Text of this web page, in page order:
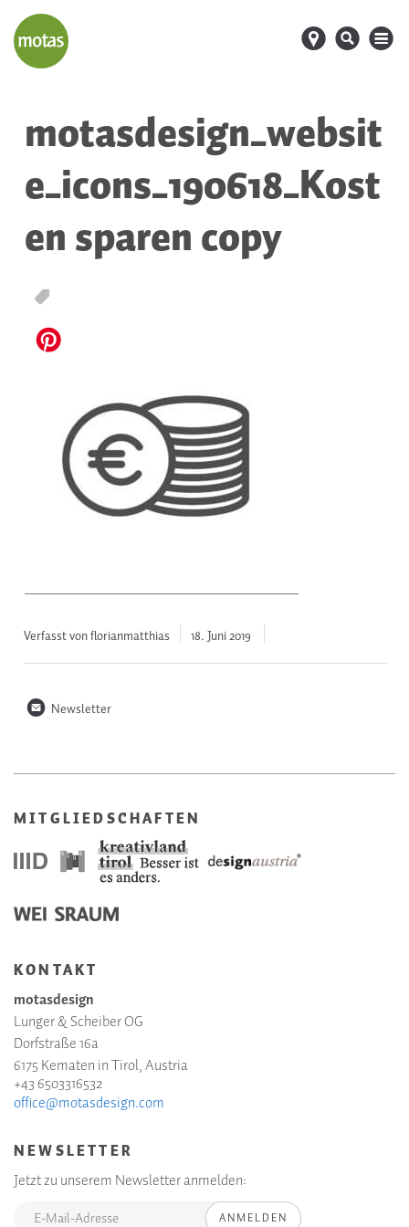
d s M
motasdesign_websit
e_icons_190618_Kost
en sparen copy
T
Verfasst von florianmatthias 18. Juni2019
n Newsletter
MITGLIEDSCHAFTEN
KONTAKT
motasdesign
Lunger & Scheiber OG
Dorfstraße 16a
6175 Kematen in Tirol, Austria
+43 6503316532
office@motasdesign.com
NEWSLETTER
Jetzt zu unserem Newsletter anmelden:
ANMELDEN